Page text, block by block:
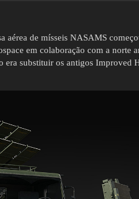
aérea de mísseis NASAMS
em colaboração com a norte
substituir os antigos Improved